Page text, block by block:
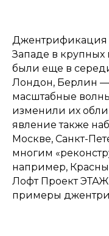
Джентрификация
Западе в крупных
были еще в
Лондон, Берлин —
масштабные
изменили их
явление также
Москве, Санкт-
многим
например,
Лофт Проект
примеры